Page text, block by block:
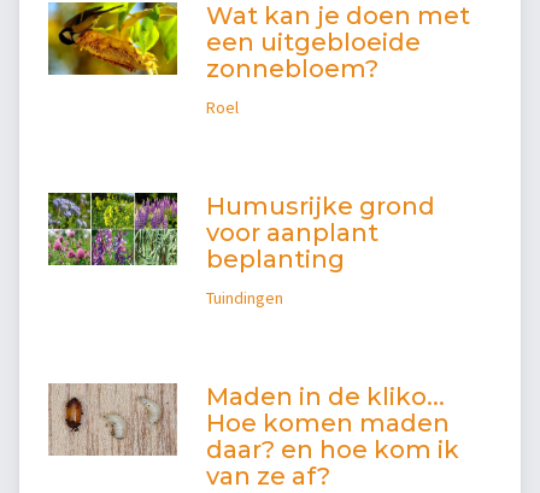
Wat kan je doen met
een uitgebloeide
zonnebloem?
Roel
Humusrijke grond
voor aanplant
beplanting
Tuindingen
Maden in de kliko...
Hoe komen maden
daar? en hoe kom ik
van ze af?